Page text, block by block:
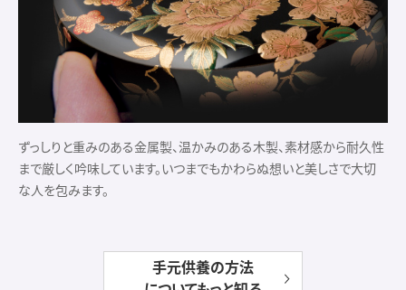
ずっしりと重みのある金属製、温かみのある木製、素材感から耐久性
まで厳しく吟味しています。いつまでもかわらぬ想いと美しさで大切
な人を包みます。
手元供養の方法